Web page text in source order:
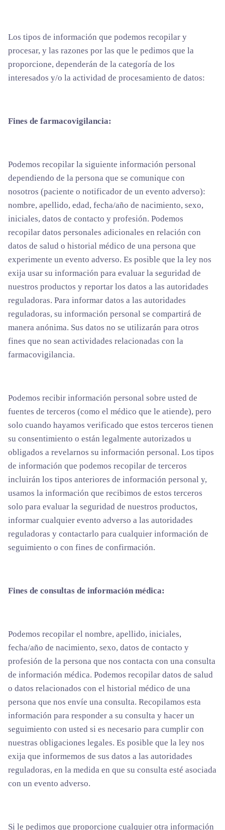
Los tipos de información que podemos recopilar y
procesar, y las razones por las que le pedimos que la
proporcione, dependerán de la categoría de los
interesados y/o la actividad de procesamiento de datos:
Fines de farmacovigilancia:
Podemos recopilar la siguiente información personal
dependiendo de la persona que se comunique con
nosotros (paciente o notificador de un evento adverso):
nombre, apellido, edad, fecha/año de nacimiento, sexo,
iniciales, datos de contacto y profesión. Podemos
recopilar datos personales adicionales en relación con
datos de salud o historial médico de una persona que
experimente un evento adverso. Es posible que la ley nos
exija usar su información para evaluar la seguridad de
nuestros productos y reportar los datos a las autoridades
reguladoras. Para informar datos a las autoridades
reguladoras, su información personal se compartirá de
manera anónima. Sus datos no se utilizarán para otros
fines que no sean actividades relacionadas con la
farmacovigilancia.
Podemos recibir información personal sobre usted de
fuentes de terceros (como el médico que le atiende), pero
solo cuando hayamos verificado que estos terceros tienen
su consentimiento o están legalmente autorizados u
obligados a revelarnos su información personal. Los tipos
de información que podemos recopilar de terceros
incluirán los tipos anteriores de información personal y,
usamos la información que recibimos de estos terceros
solo para evaluar la seguridad de nuestros productos,
informar cualquier evento adverso a las autoridades
reguladoras y contactarlo para cualquier información de
seguimiento o con fines de confirmación.
Fines de consultas de información médica:
Podemos recopilar el nombre, apellido, iniciales,
fecha/año de nacimiento, sexo, datos de contacto y
profesión de la persona que nos contacta con una consulta
de información médica. Podemos recopilar datos de salud
o datos relacionados con el historial médico de una
persona que nos envíe una consulta. Recopilamos esta
información para responder a su consulta y hacer un
seguimiento con usted si es necesario para cumplir con
nuestras obligaciones legales. Es posible que la ley nos
exija que informemos de sus datos a las autoridades
reguladoras, en la medida en que su consulta esté asociada
con un evento adverso.
Si le pedimos que proporcione cualquier otra información